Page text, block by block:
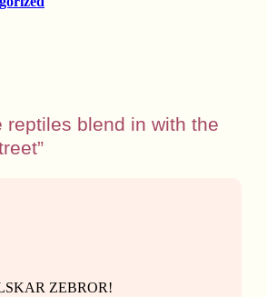
reptiles blend in with the
ZEBROR!